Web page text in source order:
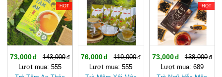
HOT
73,000
143,000
Lượt mua: 555
76,000
119,000
Lượt mua: 555
HOT
73,000
138,000
Lượt mua: 689